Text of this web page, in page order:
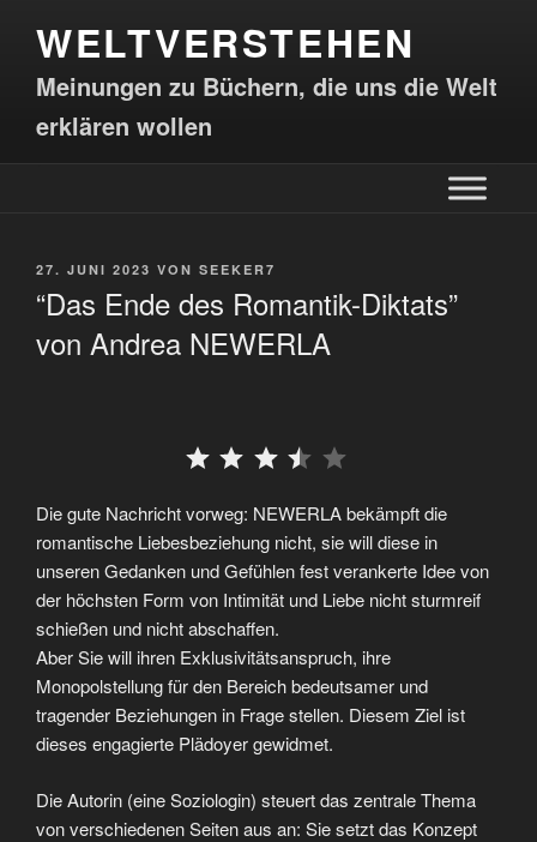
WELTVERSTEHEN
Meinungen zu Büchern, die uns die Welt
erklären wollen
27. JUNI 2023 VON SEEKER7
“Das Ende des Romantik-Diktats”
von Andrea NEWERLA
Die gute Nachricht vorweg: NEWERLA bekämpft die
romantische Liebesbeziehung nicht, sie will diese in
unseren Gedanken und Gefühlen fest verankerte Idee von
der höchsten Form von Intimität und Liebe nicht sturmreif
schießen und nicht abschaffen.
Aber Sie will ihren Exklusivitätsanspruch, ihre
Monopolstellung für den Bereich bedeutsamer und
tragender Beziehungen in Frage stellen. Diesem Ziel ist
dieses engagierte Plädoyer gewidmet.
Die Autorin (eine Soziologin) steuert das zentrale Thema
von verschiedenen Seiten aus an: Sie setzt das Konzept